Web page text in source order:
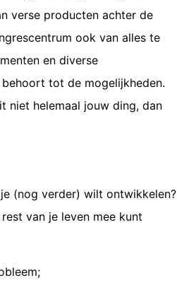
verse producten achter de
ook van alles te
en diverse
tot de mogelijkheden.
niet helemaal jouw ding, dan
(nog verder) wilt ontwikkelen?
van je leven mee kunt